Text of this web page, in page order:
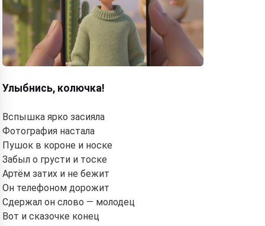
Улыбнись, колючка!
Вспышка ярко засияла
Фотография настала
Пушок в короне и носке
Забыл о грусти и тоске
Артём затих и не бежит
Он телефоном дорожит
Сдержал он слово — молодец
Вот и сказочке конец